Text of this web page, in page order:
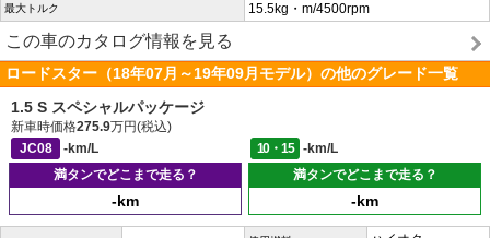
最大トルク 15.5kg・m/4500rpm
この車のカタログ情報を見る
ロードスター（18年07月～19年09月モデル）の他のグレード一覧
1.5 S スペシャルパッケージ
新車時価格275.9万円(税込)
JC08
-km/L 10・15
-km/L
満タンでどこまで走る？
-km
満タンでどこまで走る？
-km